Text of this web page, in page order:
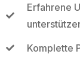
Erfahrene
Komplette